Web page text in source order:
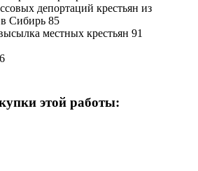
депортаций крестьян из
Сибирь 85
местных крестьян 91
этой работы: